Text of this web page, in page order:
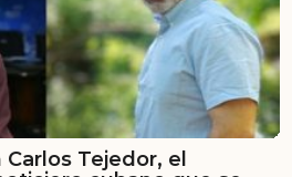
Tejedor, el